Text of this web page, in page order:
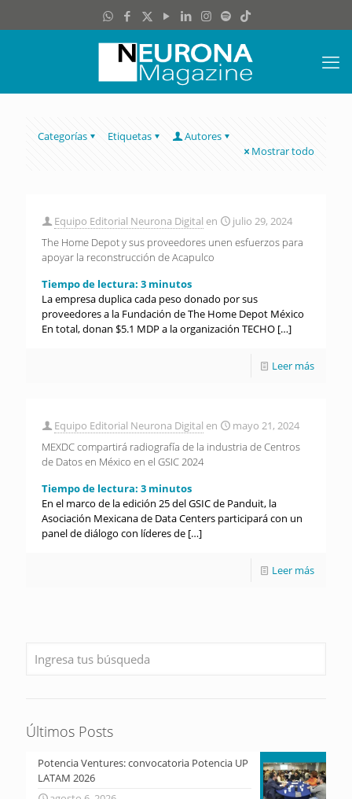
Categorías Etiquetas
Autores
Mostrar todo
Equipo Editorial Neurona Digital en
julio 29, 2024
The Home Depot y sus proveedores unen esfuerzos para
apoyar la reconstrucción de Acapulco
Tiempo de lectura: 3 minutos
La empresa duplica cada peso donado por sus
proveedores a la Fundación de The Home Depot México
En total, donan $5.1 MDP a la organización TECHO […]
Leer más
Equipo Editorial Neurona Digital en
mayo 21, 2024
MEXDC compartirá radiografía de la industria de Centros
de Datos en México en el GSIC 2024
Tiempo de lectura: 3 minutos
En el marco de la edición 25 del GSIC de Panduit, la
Asociación Mexicana de Data Centers participará con un
panel de diálogo con líderes de […]
Leer más
Últimos Posts
Potencia Ventures: convocatoria Potencia UP
LATAM 2026